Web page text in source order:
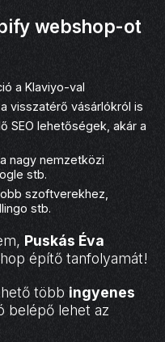
webshop-ot
a Klaviyo-val
visszatérő vásárlókról is
SEO lehetőségek, akár a
nagy nemzetközi
stb.
szoftverekhez,
stb.
Puskás Éva
építő tanfolyamát!
több ingyenes
belépő lehet az